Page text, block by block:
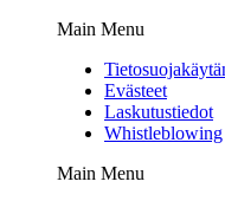
Main Menu
Evästeet
Laskutustiedot
Whistleblowing
Main Menu